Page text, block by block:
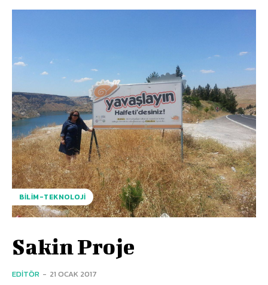
BILIM-TEKNOLOJI
Sakin Proje
EDITÖR - 21 OCAK 2017